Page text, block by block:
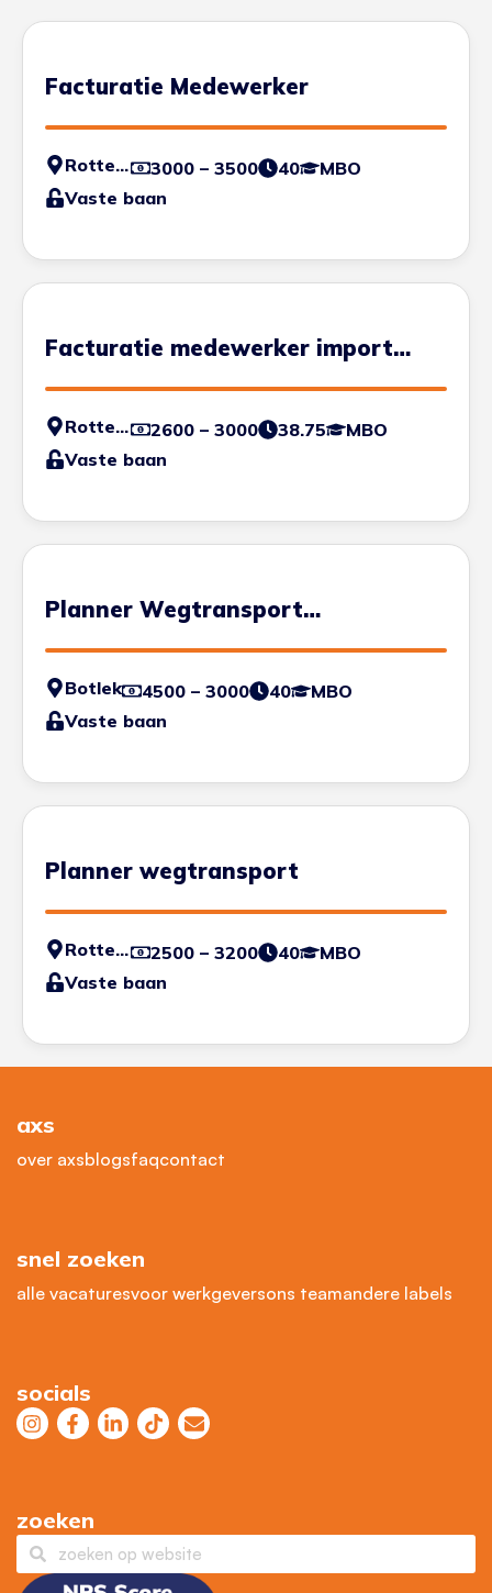
Facturatie Medewerker
Rotterdam 3000 – 3500 40
MBO
Vaste baan
Facturatie medewerker import
administratie
Rotterdam 2600 – 3000 38.75
MBO
Vaste baan
Planner Wegtransport
Zeecontainers
Botlek 4500 – 3000 40
MBO
Vaste baan
Planner wegtransport
Rotterdam - Haven 2500 – 3200 40
MBO
Vaste baan
axs
over axsblogsfaqcontact
snel zoeken
alle vacaturesvoor werkgeversons teamandere labels
socials
zoeken